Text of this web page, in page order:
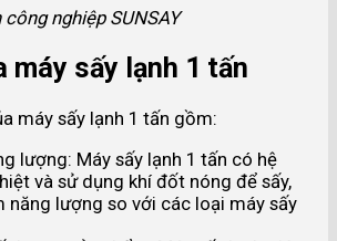
nghiệp SUNSAY
máy sấy lạnh 1 tấn
máy sấy lạnh 1 tấn gồm:
lượng: Máy sấy lạnh 1 tấn có hệ
và sử dụng khí đốt nóng để sấy,
năng lượng so với các loại máy sấy